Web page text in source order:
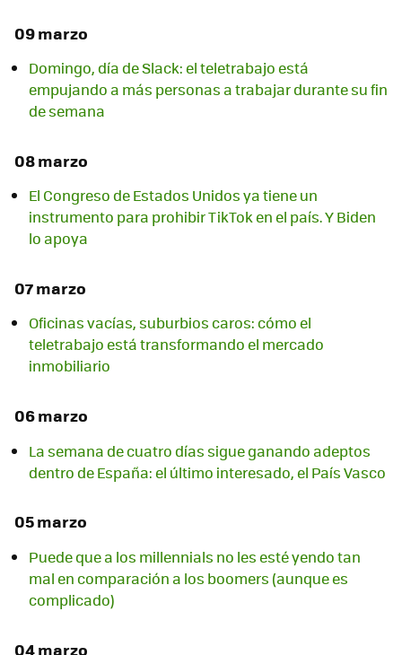
09 marzo
Domingo, día de Slack: el teletrabajo está
empujando a más personas a trabajar durante su fin
de semana
08 marzo
El Congreso de Estados Unidos ya tiene un
instrumento para prohibir TikTok en el país. Y Biden
lo apoya
07 marzo
Oficinas vacías, suburbios caros: cómo el
teletrabajo está transformando el mercado
inmobiliario
06 marzo
La semana de cuatro días sigue ganando adeptos
dentro de España: el último interesado, el País Vasco
05 marzo
Puede que a los millennials no les esté yendo tan
mal en comparación a los boomers (aunque es
complicado)
04 marzo